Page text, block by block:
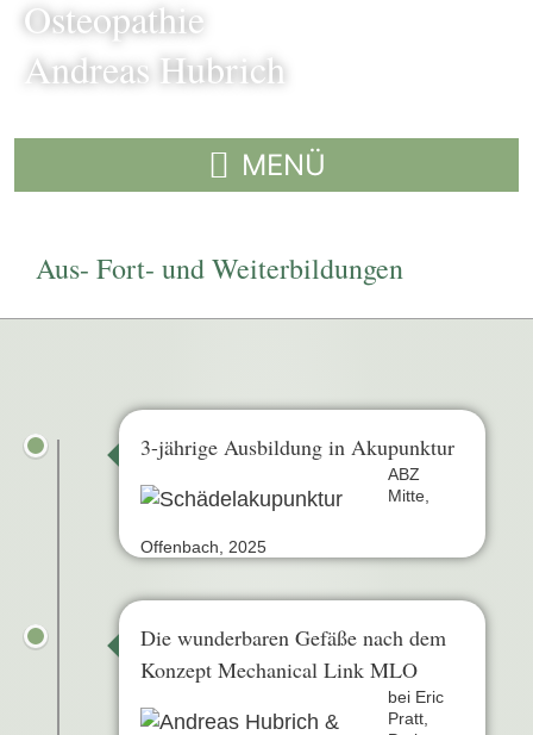
Osteopathie
Andreas Hubrich
Aus- Fort- und Weiterbildungen
3-jährige Ausbildung in Akupunktur
ABZ
Mitte,
Offenbach, 2025
Die wunderbaren Gefäße nach dem
Konzept Mechanical Link MLO
bei Eric
Pratt,